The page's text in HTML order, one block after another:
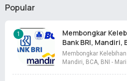
Popular
Membongkar
Bank BRI, Mandiri,
Membongkar
Mandiri, BCA, BNI -